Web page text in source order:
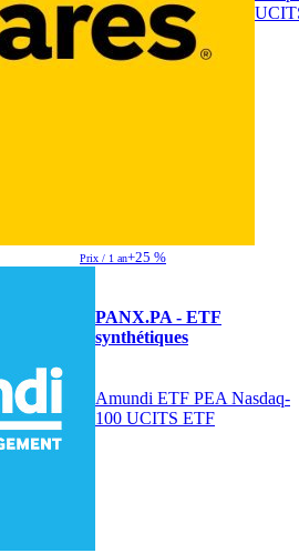
Prix / 1 an+25 %
PANX.PA - ETF
synthétiques
Amundi ETF PEA Nasdaq-
100 UCITS ETF